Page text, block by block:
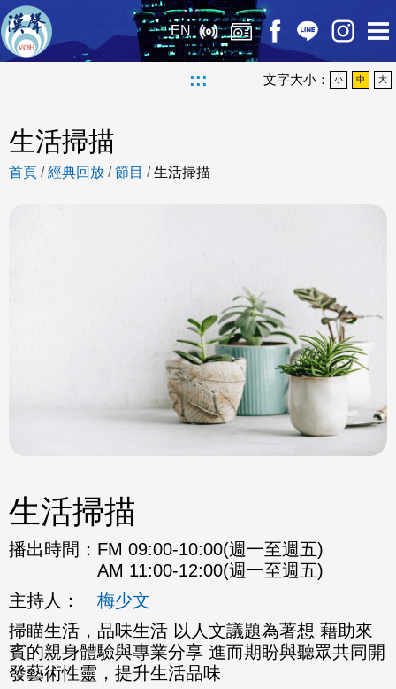
EN
::: 文字大小： 小 中 大
生活掃描
首頁 /經典回放 /節目 /生活掃描
生活掃描
播出時間： FM 09:00-10:00(週一至週五)
AM 11:00-12:00(週一至週五)
主持人：
梅少文
掃瞄生活，品味生活 以人文議題為著想 藉助來
賓的親身體驗與專業分享 進而期盼與聽眾共同開
發藝術性靈，提升生活品味